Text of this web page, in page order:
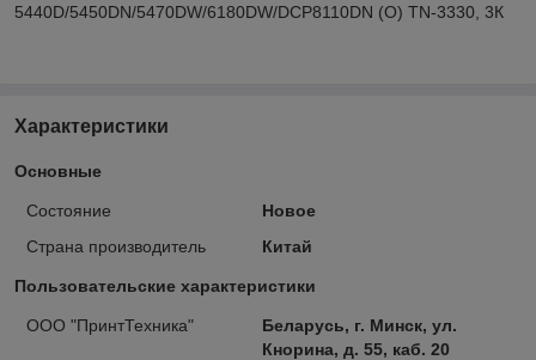
5440D/5450DN/5470DW/6180DW/DCP8110DN (О) TN-3330, 3К
Характеристики
Основные
Состояние
Новое
Страна производитель
Китай
Пользовательские характеристики
ООО "ПринтТехника"
Беларусь, г. Минск, ул.
Кнорина, д. 55, каб. 20